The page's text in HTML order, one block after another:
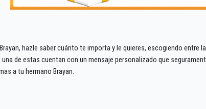
hazle saber cuánto te importa y le quieres, escogiendo
de estas cuentan con un mensaje personalizado que
a tu hermano Brayan.